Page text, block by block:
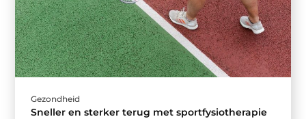
Gezondheid
Sneller en sterker terug met sportfysiotherapie